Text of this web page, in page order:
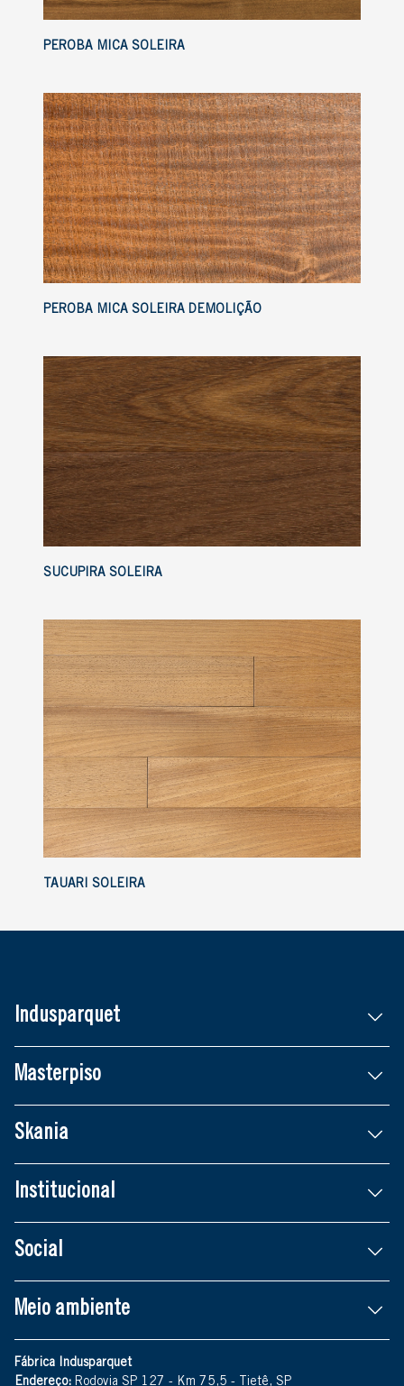
PEROBA MICA SOLEIRA
PEROBA MICA SOLEIRA DEMOLIÇÃO
SUCUPIRA SOLEIRA
TAUARI SOLEIRA
Indusparquet
Masterpiso
Skania
Institucional
Social
Meio ambiente
Fábrica Indusparquet
Endereço: Rodovia SP 127 - Km 75,5 - Tietê, SP